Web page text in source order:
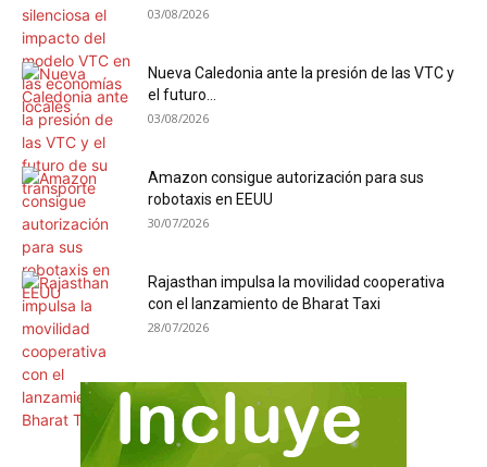
03/08/2026
Nueva Caledonia ante la presión de las VTC y
el futuro...
03/08/2026
Amazon consigue autorización para sus
robotaxis en EEUU
30/07/2026
Rajasthan impulsa la movilidad cooperativa
con el lanzamiento de Bharat Taxi
28/07/2026